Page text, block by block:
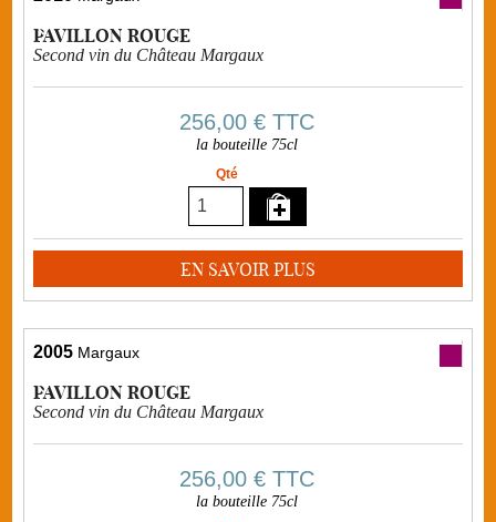
PAVILLON ROUGE
Second vin du Château Margaux
256,00 € TTC
la bouteille 75cl
Qté
EN SAVOIR PLUS
2005 Margaux
PAVILLON ROUGE
Second vin du Château Margaux
256,00 € TTC
la bouteille 75cl